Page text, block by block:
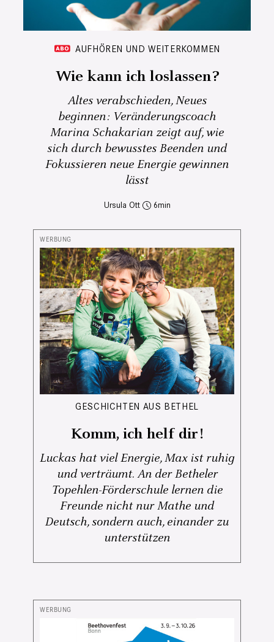
AUFHÖREN UND WEITERKOMMEN
Wie kann ich loslassen?
Altes verabschieden, Neues
beginnen: Veränderungscoach
Marina Schakarian zeigt auf, wie
sich durch bewusstes Beenden und
Fokussieren neue Energie gewinnen
lässt
Ursula Ott 6
GESCHICHTEN AUS BETHEL
Komm, ich helf dir!
Luckas hat viel Energie, Max ist ruhig
und verträumt. An der Betheler
Topehlen-Förderschule lernen die
Freunde nicht nur Mathe und
Deutsch, sondern auch, einander zu
unterstützen